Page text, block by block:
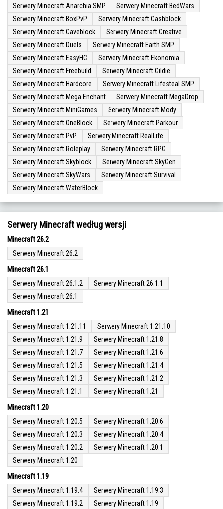
Serwery Minecraft Anarchia SMP
Serwery Minecraft BedWars
Serwery Minecraft BoxPvP
Serwery Minecraft Cashblock
Serwery Minecraft Caveblock
Serwery Minecraft Creative
Serwery Minecraft Duels
Serwery Minecraft Earth SMP
Serwery Minecraft EasyHC
Serwery Minecraft Ekonomia
Serwery Minecraft Freebuild
Serwery Minecraft Gildie
Serwery Minecraft Hardcore
Serwery Minecraft Lifesteal SMP
Serwery Minecraft Mega Enchant
Serwery Minecraft MegaDrop
Serwery Minecraft MiniGames
Serwery Minecraft Mody
Serwery Minecraft OneBlock
Serwery Minecraft Parkour
Serwery Minecraft PvP
Serwery Minecraft RealLife
Serwery Minecraft Roleplay
Serwery Minecraft RPG
Serwery Minecraft Skyblock
Serwery Minecraft SkyGen
Serwery Minecraft SkyWars
Serwery Minecraft Survival
Serwery Minecraft WaterBlock
Serwery Minecraft według wersji
Minecraft 26.2
Serwery Minecraft 26.2
Minecraft 26.1
Serwery Minecraft 26.1.2
Serwery Minecraft 26.1.1
Serwery Minecraft 26.1
Minecraft 1.21
Serwery Minecraft 1.21.11
Serwery Minecraft 1.21.10
Serwery Minecraft 1.21.9
Serwery Minecraft 1.21.8
Serwery Minecraft 1.21.7
Serwery Minecraft 1.21.6
Serwery Minecraft 1.21.5
Serwery Minecraft 1.21.4
Serwery Minecraft 1.21.3
Serwery Minecraft 1.21.2
Serwery Minecraft 1.21.1
Serwery Minecraft 1.21
Minecraft 1.20
Serwery Minecraft 1.20.5
Serwery Minecraft 1.20.6
Serwery Minecraft 1.20.3
Serwery Minecraft 1.20.4
Serwery Minecraft 1.20.2
Serwery Minecraft 1.20.1
Serwery Minecraft 1.20
Minecraft 1.19
Serwery Minecraft 1.19.4
Serwery Minecraft 1.19.3
Serwery Minecraft 1.19.2
Serwery Minecraft 1.19